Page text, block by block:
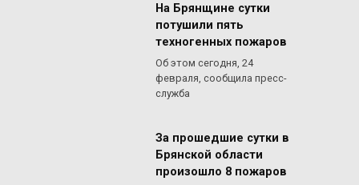
На Брянщине сутки
потушили пять
техногенных пожаров
Об этом сегодня, 24
февраля, сообщила пресс-
служба
За прошедшие сутки в
Брянской области
произошло 8 пожаров